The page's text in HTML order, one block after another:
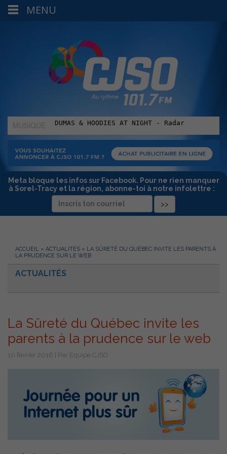
MUSIQUE
:
Meta bloque les infos sur Facebook. Pour ne rien manquer
à Sorel-Tracy et la région, abonne-toi à notre infolettre :
ACCUEIL » ACTUALITÉS » LA SÛRETÉ DU QUÉBEC INVITE LES PARENTS À
LA PRUDENCE SUR LE WEB
ACTUALITÉS
La Sûreté du Québec invite les
parents à la prudence sur le web
10 février 2016 | Par Équipe CJSO
MENU